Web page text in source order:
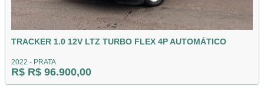
TRACKER 1.0 12V LTZ TURBO FLEX 4P AUTOMÁTICO
2022 - PRATA
R$ R$ 96.900,00